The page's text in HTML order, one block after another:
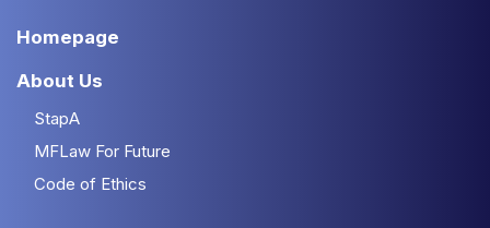
Homepage
About Us
StapA
MFLaw For Future
Code of Ethics